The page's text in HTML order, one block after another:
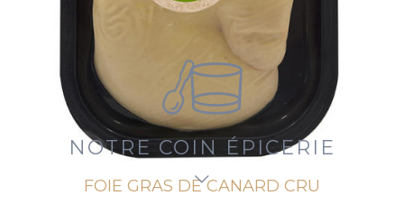
FOIE GRAS DE CANARD CRU
NOTRE COIN ÉPICERIE